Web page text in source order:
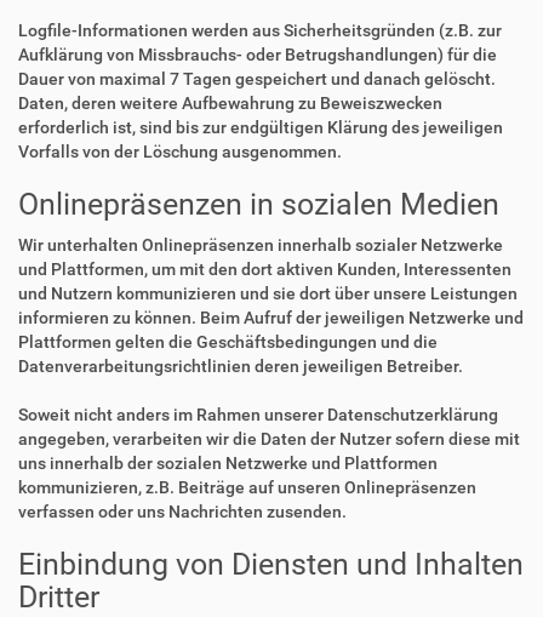
Logfile-Informationen werden aus Sicherheitsgründen (z.B. zur
Aufklärung von Missbrauchs- oder Betrugshandlungen) für die
Dauer von maximal 7 Tagen gespeichert und danach gelöscht.
Daten, deren weitere Aufbewahrung zu Beweiszwecken
erforderlich ist, sind bis zur endgültigen Klärung des jeweiligen
Vorfalls von der Löschung ausgenommen.
Onlinepräsenzen in sozialen Medien
Wir unterhalten Onlinepräsenzen innerhalb sozialer Netzwerke
und Plattformen, um mit den dort aktiven Kunden, Interessenten
und Nutzern kommunizieren und sie dort über unsere Leistungen
informieren zu können. Beim Aufruf der jeweiligen Netzwerke und
Plattformen gelten die Geschäftsbedingungen und die
Datenverarbeitungsrichtlinien deren jeweiligen Betreiber.
Soweit nicht anders im Rahmen unserer Datenschutzerklärung
angegeben, verarbeiten wir die Daten der Nutzer sofern diese mit
uns innerhalb der sozialen Netzwerke und Plattformen
kommunizieren, z.B. Beiträge auf unseren Onlinepräsenzen
verfassen oder uns Nachrichten zusenden.
Einbindung von Diensten und Inhalten
Dritter